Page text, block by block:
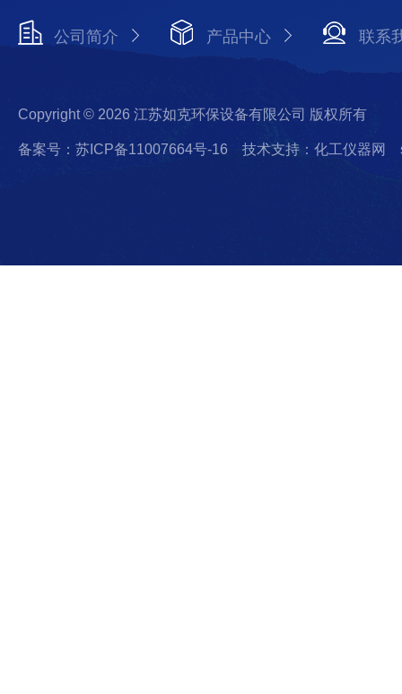
公司简介 产品中心 联系
Copyright © 2026 江苏如克环保设备有限公司 版权所有
备案号：苏ICP备11007664号-16 技术支持：化工仪器网